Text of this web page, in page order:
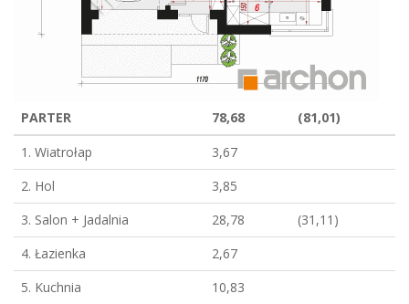
PARTER 78,68
(81,01)
1. Wiatrołap
3,67
2. Hol
3,85
3. Salon + Jadalnia
28,78
(31,11)
4. Łazienka
2,67
5. Kuchnia
10,83